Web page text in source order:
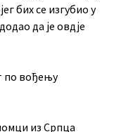
бих се изгубио у
да је овдје
по вођењу
из Српца